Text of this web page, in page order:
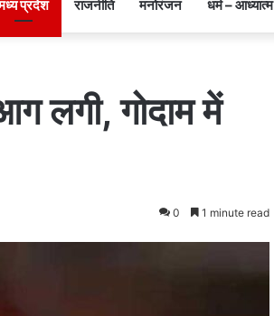
प्रदेश राजनीति मनोरंजन धर्म – आध्यात्म
लगी, गोदाम में
0 1 minute read